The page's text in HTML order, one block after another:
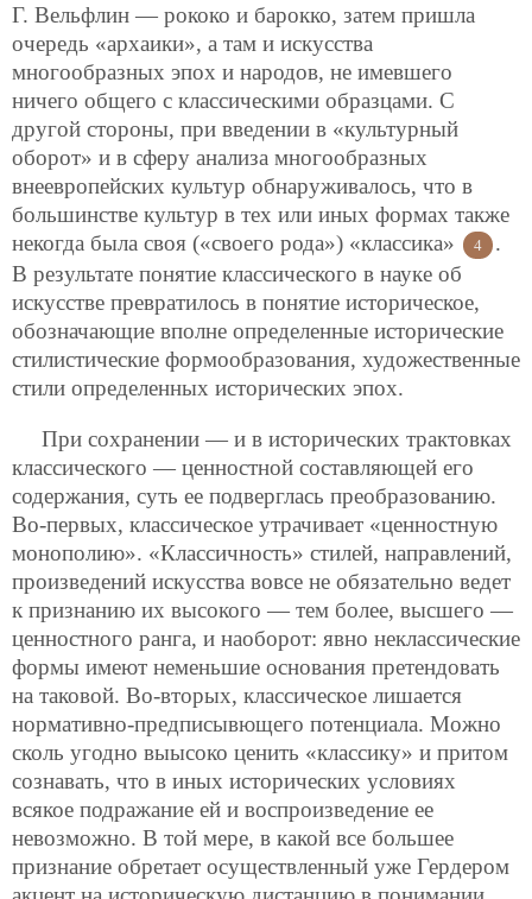
Г. Вельфлин — рококо и барокко, затем пришла
очередь «архаики», а там и искусства
многообразных эпох и народов, не имевшего
ничего общего с классическими образцами. С
другой стороны, при введении в «культурный
оборот» и в сферу анализа многообразных
внеевропейских культур обнаруживалось, что в
большинстве культур в тех или иных формах также
некогда была своя («своего рода») «классика»
4
.
В результате понятие классического в науке об
искусстве превратилось в понятие историческое,
обозначающие вполне определенные исторические
стилистические формообразования, художественные
стили определенных исторических эпох.
При сохранении — и в исторических трактовках
классического — ценностной составляющей его
содержания, суть ее подверглась преобразованию.
Во-первых, классическое утрачивает «ценностную
монополию». «Классичность» стилей, направлений,
произведений искусства вовсе не обязательно ведет
к признанию их высокого — тем более, высшего —
ценностного ранга, и наоборот: явно неклассические
формы имеют неменьшие основания претендовать
на таковой. Во-вторых, классическое лишается
нормативно-предписывющего потенциала. Можно
сколь угодно выысоко ценить «классику» и притом
сознавать, что в иных исторических условиях
всякое подражание ей и воспроизведение ее
невозможно. В той мере, в какой все большее
признание обретает осуществленный уже Гердером